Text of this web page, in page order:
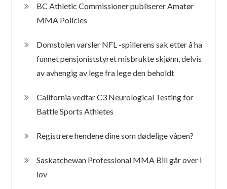
BC Athletic Commissioner publiserer Amatør
MMA Policies
Domstolen varsler NFL -spillerens sak etter å ha
funnet pensjoniststyret misbrukte skjønn, delvis
av avhengig av lege fra lege den beholdt
California vedtar C3 Neurological Testing for
Battle Sports Athletes
Registrere hendene dine som dødelige våpen?
Saskatchewan Professional MMA Bill går over i
lov